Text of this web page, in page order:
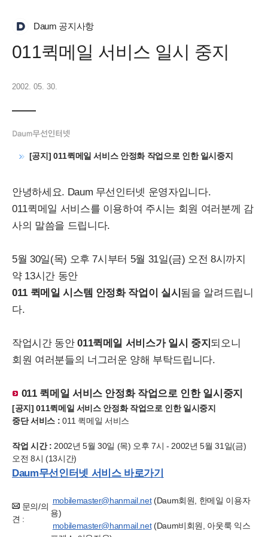
Daum 공지사항
011퀵메일 서비스 일시 중지
2002. 05. 30.
[공지] 011퀵메일 서비스 안정화 작업으로 인한 일시중지
안녕하세요. Daum 무선인터넷 운영자입니다.
011퀵메일 서비스를 이용하여 주시는 회원 여러분께 감
사의 말씀을 드립니다.
5월 30일(목) 오후 7시부터 5월 31일(금) 오전 8시까지
약 13시간 동안
011 퀵메일 시스템 안정화 작업이 실시 됨을 알려드립니
다.
작업시간 동안011퀵메일 서비스가 일시 중지 되오니
회원 여러분들의 너그러운 양해 부탁드립니다.
011 퀵메일 서비스 안정화 작업으로 인한 일시중지
[공지] 011퀵메일 서비스 안정화 작업으로 인한 일시중지
중단 서비스 : 011 퀵메일 서비스
작업 시간 : 2002년 5월 30일 (목) 오후 7시 - 2002년 5월 31일(금)
오전 8시 (13시간)
Daum무선인터넷 서비스 바로가기
문의/의
견 :
mobilemaster@hanmail.net(Daum회원, 한메일 이용자
용)
mobilemaster@hanmail.net(Daum비회원, 아웃룩 익스